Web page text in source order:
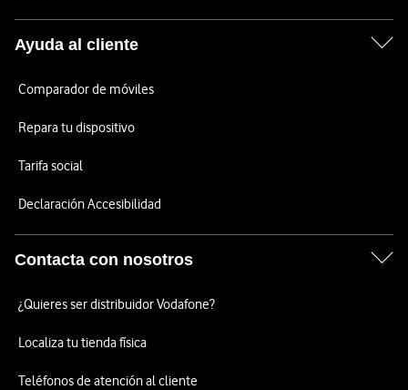
Ayuda al cliente
Comparador de móviles
Repara tu dispositivo
Tarifa social
Declaración Accesibilidad
Contacta con nosotros
¿Quieres ser distribuidor Vodafone?
Localiza tu tienda física
Teléfonos de atención al cliente